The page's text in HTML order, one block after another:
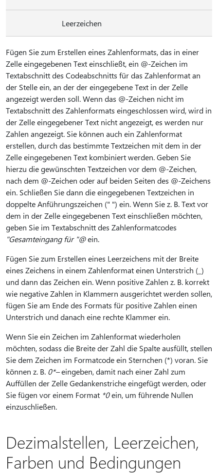
Leerzeichen
Fügen Sie zum Erstellen eines Zahlenformats, das in einer
Zelle eingegebenen Text einschließt, ein @-Zeichen im
Textabschnitt des Codeabschnitts für das Zahlenformat an
der Stelle ein, an der der eingegebene Text in der Zelle
angezeigt werden soll. Wenn das @-Zeichen nicht im
Textabschnitt des Zahlenformats eingeschlossen wird, wird in
der Zelle eingegebener Text nicht angezeigt, es werden nur
Zahlen angezeigt. Sie können auch ein Zahlenformat
erstellen, durch das bestimmte Textzeichen mit dem in der
Zelle eingegebenen Text kombiniert werden. Geben Sie
hierzu die gewünschten Textzeichen vor dem @-Zeichen,
nach dem @-Zeichen oder auf beiden Seiten des @-Zeichens
ein. Schließen Sie dann die eingegebenen Textzeichen in
doppelte Anführungszeichen (" ") ein. Wenn Sie z. B. Text vor
dem in der Zelle eingegebenen Text einschließen möchten,
geben Sie im Textabschnitt des Zahlenformatcodes
"Gesamteingang für "@ein.
Fügen Sie zum Erstellen eines Leerzeichens mit der Breite
eines Zeichens in einem Zahlenformat einen Unterstrich (_)
und dann das Zeichen ein. Wenn positive Zahlen z. B. korrekt
wie negative Zahlen in Klammern ausgerichtet werden sollen,
fügen Sie am Ende des Formats für positive Zahlen einen
Unterstrich und danach eine rechte Klammer ein.
Wenn Sie ein Zeichen im Zahlenformat wiederholen
möchten, sodass die Breite der Zahl die Spalte ausfüllt, stellen
Sie dem Zeichen im Formatcode ein Sternchen (*) voran. Sie
können z. B. 0*–eingeben, damit nach einer Zahl zum
Auffüllen der Zelle Gedankenstriche eingefügt werden, oder
Sie fügen vor einem Format *0ein, um führende Nullen
einzuschließen.
Dezimalstellen, Leerzeichen,
Farben und Bedingungen